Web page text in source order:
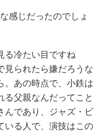
感じだったのでしょ
る冷たい目ですね
見られたら嫌だろうな
。あの時点で、小鉄は
る父親なんだってこと
んであり、ジャズ・ピ
いる人で、演技はこの